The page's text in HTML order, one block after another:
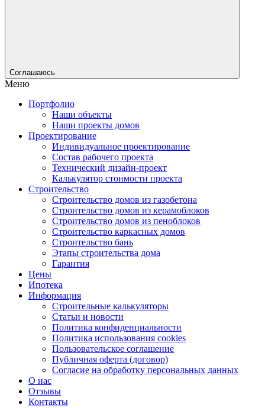
Соглашаюсь
Меню
Портфолио
Наши объекты
Наши проекты домов
Проектирование
Индивидуальное проектирование
Состав рабочего проекта
Технический дизайн-проект
Калькулятор стоимости проекта
Строительство
Строительство домов из газобетона
Строительство домов из керамоблоков
Строительство домов из пеноблоков
Строительство каркасных домов
Строительство бань
Этапы строительства дома
Гарантия
Цены
Ипотека
Информация
Строительные калькуляторы
Статьи и новости
Политика конфиденциальности
Политика использования cookies
Пользовательское соглашение
Публичная оферта (договор)
Согласие на обработку персональных данных
О нас
Отзывы
Контакты